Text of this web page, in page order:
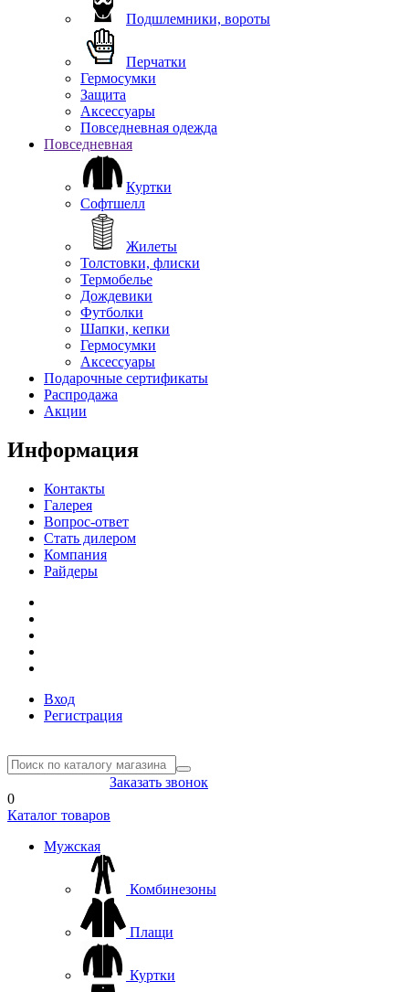
Подшлемники, вороты
Перчатки
Гермосумки
Защита
Аксессуары
Повседневная одежда
Повседневная
Куртки
Софтшелл
Жилеты
Толстовки, флиски
Термобелье
Дождевики
Футболки
Шапки, кепки
Гермосумки
Аксессуары
Подарочные сертификаты
Распродажа
Акции
Информация
Контакты
Галерея
Вопрос-ответ
Стать дилером
Компания
Райдеры
Вход
Регистрация
Заказать звонок
0
Каталог товаров
Мужская
Комбинезоны
Плащи
Куртки